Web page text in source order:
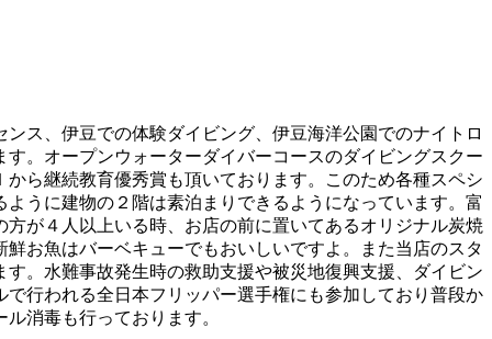
ス、伊豆での体験ダイビング、伊豆海洋公園でのナイトロ
。オープンウォーターダイバーコースのダイビングスクー
ら継続教育優秀賞も頂いております。このため各種スペシ
うに建物の２階は素泊まりできるようになっています。富
が４人以上いる時、お店の前に置いてあるオリジナル炭焼
お魚はバーベキューでもおいしいですよ。また当店のスタ
。水難事故発生時の救助支援や被災地復興支援、ダイビン
行われる全日本フリッパー選手権にも参加しており普段か
消毒も行っております。